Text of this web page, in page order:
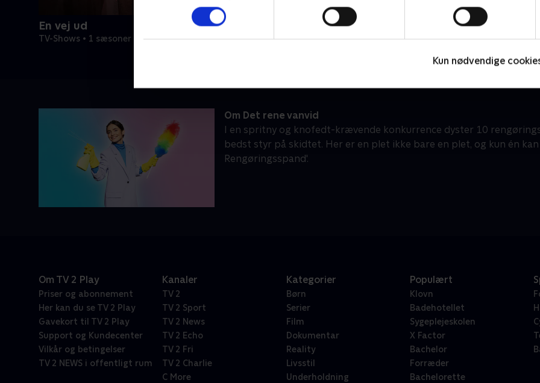
Kun nødvendige
En vej ud
TV-Shows • 1 sæsoner
Danmarks dummeste
Om Det rene vanvid
I en spritny og knofedt-krævende konkurrence dyster 10
bedst styr på skidtet. Her er en plet ikke bare en plet, og kun én
Rengøringsspand'.
Om TV 2 Play
Priser og abonnement
Her kan du se TV 2 Play
Gavekort til TV 2 Play
Support og Kundecenter
Vilkår og betingelser
TV 2 NEWS i offentligt rum
Kanaler
TV 2
TV 2 Sport
TV 2 News
TV 2 Echo
TV 2 Fri
TV 2 Charlie
C More
Kategorier
Børn
Serier
Film
Dokumentar
Reality
Livsstil
Underholdning
Populært
Klovn
Badehotellet
Sygeplejeskolen
X Factor
Bachelor
Forræder
Bachelorette